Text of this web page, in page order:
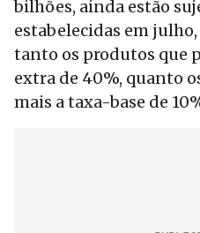
bilhões, ainda estão
estabelecidas em
tanto os produtos que
extra de 40%, quanto
mais a taxa-base de